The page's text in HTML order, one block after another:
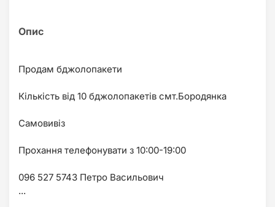
Продам бджолопакети
Кількість від 10 бджолопакетів смт.Бородянка
Самовивіз
Прохання телефонувати з 10:00-19:00
096 527 5743 Петро Васильович
...